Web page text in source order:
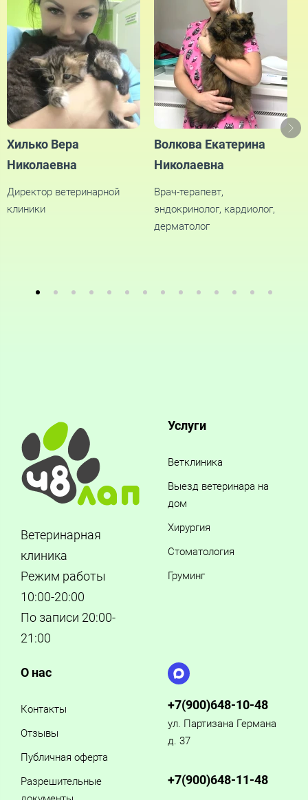
Хилько Вера
Николаевна
Директор ветеринарной
клиники
Волкова Екатерина
Николаевна
Врач-терапевт,
эндокринолог, кардиолог,
дерматолог
Ветеринарная
клиника
Режим работы
10:00-20:00
По записи 20:00-
21:00
Услуги
Ветклиника
Выезд ветеринара на
дом
Хирургия
Стоматология
Груминг
О нас
Контакты
Отзывы
Публичная оферта
Разрешительные
+7(900)648-10-48
ул. Партизана Германа
д. 37
+7(900)648-11-48